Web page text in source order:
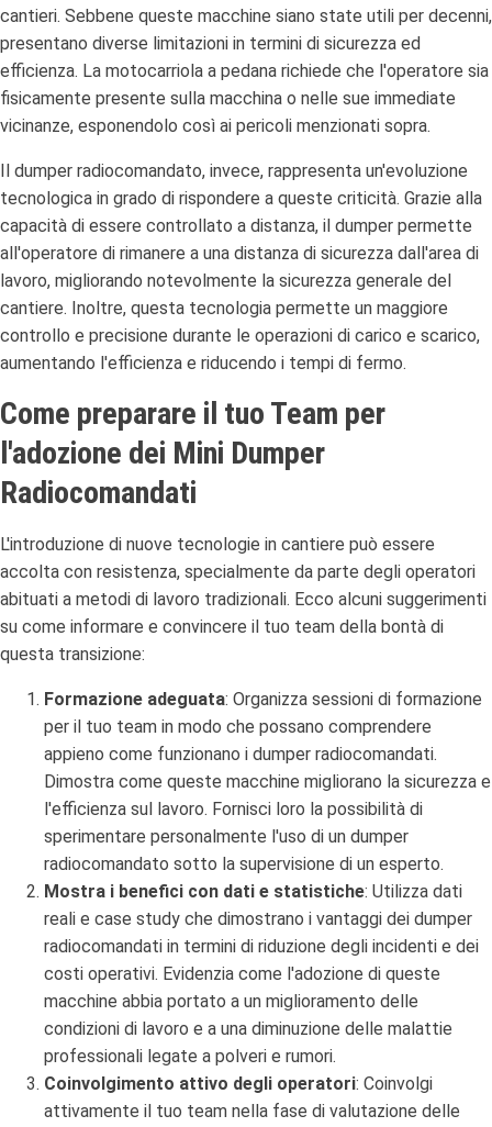
cantieri. Sebbene queste macchine siano state utili per decenni,
presentano diverse limitazioni in termini di sicurezza ed
efficienza. La motocarriola a pedana richiede che l'operatore sia
fisicamente presente sulla macchina o nelle sue immediate
vicinanze, esponendolo così ai pericoli menzionati sopra.
Il dumper radiocomandato, invece, rappresenta un'evoluzione
tecnologica in grado di rispondere a queste criticità. Grazie alla
capacità di essere controllato a distanza, il dumper permette
all'operatore di rimanere a una distanza di sicurezza dall'area di
lavoro, migliorando notevolmente la sicurezza generale del
cantiere. Inoltre, questa tecnologia permette un maggiore
controllo e precisione durante le operazioni di carico e scarico,
aumentando l'efficienza e riducendo i tempi di fermo.
Come preparare il tuo Team per
l'adozione dei Mini Dumper
Radiocomandati
L'introduzione di nuove tecnologie in cantiere può essere
accolta con resistenza, specialmente da parte degli operatori
abituati a metodi di lavoro tradizionali. Ecco alcuni suggerimenti
su come informare e convincere il tuo team della bontà di
questa transizione:
Formazione adeguata: Organizza sessioni di formazione
per il tuo team in modo che possano comprendere
appieno come funzionano i dumper radiocomandati.
Dimostra come queste macchine migliorano la sicurezza e
l'efficienza sul lavoro. Fornisci loro la possibilità di
sperimentare personalmente l'uso di un dumper
radiocomandato sotto la supervisione di un esperto.
Mostra i benefici con dati e statistiche: Utilizza dati
reali e case study che dimostrano i vantaggi dei dumper
radiocomandati in termini di riduzione degli incidenti e dei
costi operativi. Evidenzia come l'adozione di queste
macchine abbia portato a un miglioramento delle
condizioni di lavoro e a una diminuzione delle malattie
professionali legate a polveri e rumori.
Coinvolgimento attivo degli operatori: Coinvolgi
attivamente il tuo team nella fase di valutazione delle